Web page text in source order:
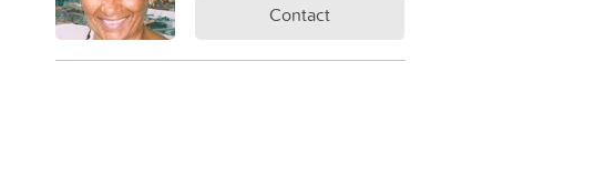
Contact